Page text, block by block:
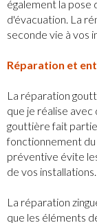
également la
d'évacuation. La
seconde vie à vos
Réparation et
La réparation
que je réalise
gouttière fait
fonctionnement
préventive évite
de vos installations.
La réparation
que les éléments